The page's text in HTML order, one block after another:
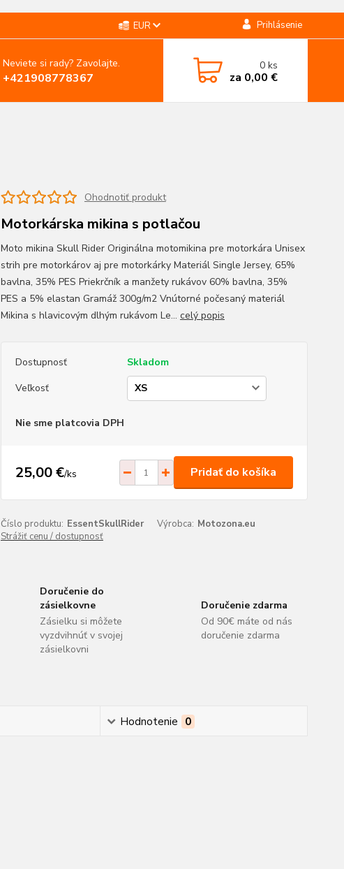
EUR Prihlásenie
Neviete si rady? Zavolajte.
+421908778367
0ks
za 0,00 €
Ohodnotiť produkt
Motorkárska mikina s potlačou
Moto mikina Skull Rider Originálna motomikina pre motorkára Unisex
strih pre motorkárov aj pre motorkárky Materiál Single Jersey, 65%
bavlna, 35% PES Priekrčník a manžety rukávov 60% bavlna, 35%
PES a 5% elastan Gramáž 300g/m2 Vnútorné počesaný materiál
Mikina s hlavicovým dlhým rukávom Le... celý popis
Dostupnosť
Skladom
Veľkosť
Nie sme platcovia DPH
25,00 €/ks Pridať do košíka
Číslo produktu: EssentSkullRider Výrobca: Motozona.eu
Strážiť cenu / dostupnosť
Doručenie do
zásielkovne
Zásielku si môžete
vyzdvihnúť v svojej
zásielkovni
Doručenie zdarma
Od 90€ máte od nás
doručenie zdarma
Hodnotenie 0